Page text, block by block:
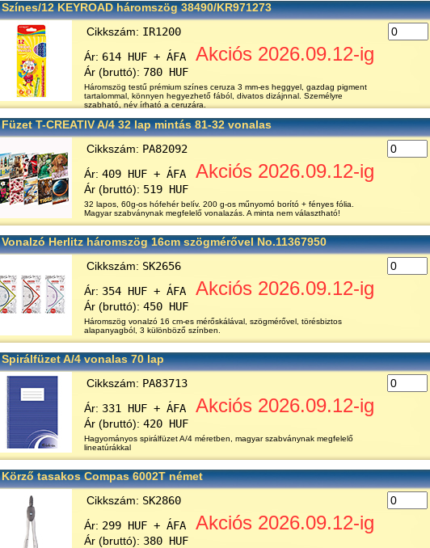
Színes/12 KEYROAD háromszög 38490/KR971273
Cikkszám: IR1200
Ár: 614 HUF + ÁFA Akciós 2026.09.12-ig
Ár (bruttó): 780 HUF
Háromszög testű prémium színes ceruza 3 mm-es heggyel, gazdag pigment
tartalommal, könnyen hegyezhető fából, divatos dizájnnal. Személyre
szabható, név írható a ceruzára.
Füzet T-CREATIV A/4 32 lap mintás 81-32 vonalas
Cikkszám: PA82092
Ár: 409 HUF + ÁFA Akciós 2026.09.12-ig
Ár (bruttó): 519 HUF
32 lapos, 60g-os hófehér belív. 200 g-os műnyomó borító + fényes fólia.
Magyar szabványnak megfelelő vonalazás. A minta nem választható!
Vonalzó Herlitz háromszög 16cm szögmérővel No.11367950
Cikkszám: SK2656
Ár: 354 HUF + ÁFA Akciós 2026.09.12-ig
Ár (bruttó): 450 HUF
Háromszög vonalzó 16 cm-es mérőskálával, szögmérővel, törésbiztos
alapanyagból, 3 különböző színben.
Spirálfüzet A/4 vonalas 70 lap
Cikkszám: PA83713
Ár: 331 HUF + ÁFA Akciós 2026.09.12-ig
Ár (bruttó): 420 HUF
Hagyományos spirálfüzet A/4 méretben, magyar szabványnak megfelelő
lineatúrákkal
Körző tasakos Compas 6002T német
Cikkszám: SK2860
Ár: 299 HUF + ÁFA Akciós 2026.09.12-ig
Ár (bruttó): 380 HUF